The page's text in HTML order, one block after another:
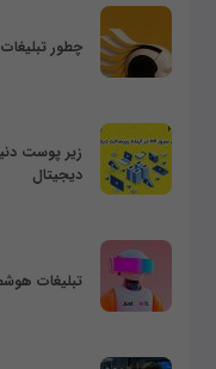
چطور
دیجیتال
تبلیغات